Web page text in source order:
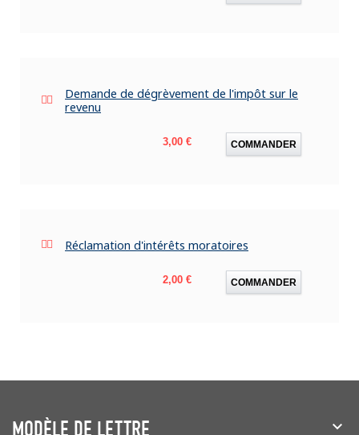
Demande de dégrèvement de l'impôt sur le
revenu
Prix
3,00 € COMMANDER
Réclamation d'intérêts moratoires
Prix
2,00 € COMMANDER
MODÈLE DE LETTRE